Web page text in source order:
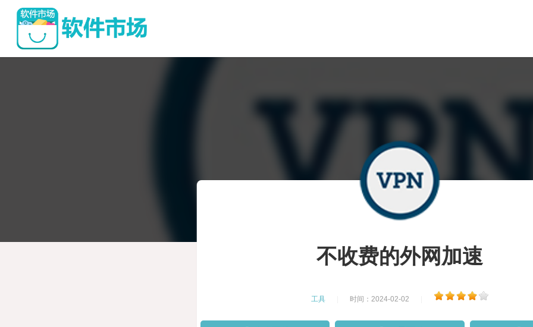
不收费的外网加速
工具 时间：2024-02-02